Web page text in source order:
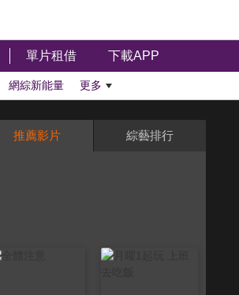
單片租借 下載APP
網綜新能量 更多
推薦影片 綜藝排行